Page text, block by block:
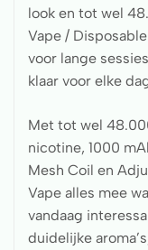
look en tot wel
Vape /
voor lange
klaar voor elke
Met tot wel
nicotine, 1000
Mesh Coil en
Vape alles mee
vandaag
duidelijke